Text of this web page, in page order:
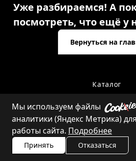
Уже разбираемся! А
посмотреть, что ещё у
Вернуться на
Каталог
Контакты
Мы используем файлы
аналитики (Яндекс Метрика)
работы сайта. Подробнее
Принять Отказаться